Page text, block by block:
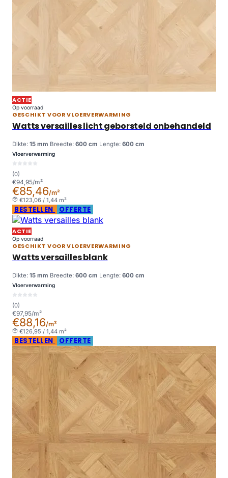
ACTIE
Op voorraad
GESCHIKT VOOR VLOERVERWARMING
Watts versailles licht geborsteld onbehandeld
Dikte: 15 mm Breedte: 600 cm Lengte: 600 cm
Vloerverwarming
(0)
€94,95/m²
€85,46/m²
€123,06 / 1,44 m²
BESTELLEN OFFERTE
ACTIE
Op voorraad
GESCHIKT VOOR VLOERVERWARMING
Watts versailles blank
Dikte: 15 mm Breedte: 600 cm Lengte: 600 cm
Vloerverwarming
(0)
€97,95/m²
€88,16/m²
€126,95 / 1,44 m²
BESTELLEN OFFERTE